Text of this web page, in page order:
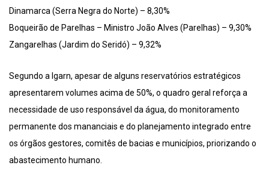
Dinamarca (Serra Negra do Norte) – 8,30%
Boqueirão de Parelhas – Ministro João Alves (Parelhas) – 9,30%
Zangarelhas (Jardim do Seridó) – 9,32%
Segundo a Igarn, apesar de alguns reservatórios estratégicos
apresentarem volumes acima de 50%, o quadro geral reforça a
necessidade de uso responsável da água, do monitoramento
permanente dos mananciais e do planejamento integrado entre
os órgãos gestores, comitês de bacias e municípios, priorizando o
abastecimento humano.